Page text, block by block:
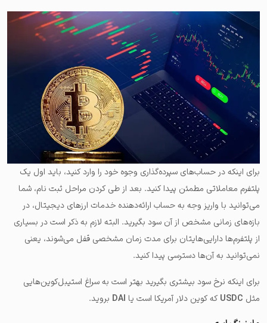
برای اینکه در حساب‌های سپرده‌گذاری وجوه خود را وارد کنید، باید اول یک
پلتفرم معاملاتی مطمئن پیدا کنید. بعد از طی کردن مراحل ثبت نام، شما
می‌توانید با واریز وجه به حساب ارائه‌دهنده خدمات ارزهای دیجیتال، در
بازه‌های زمانی مشخص از آن سود بگیرید. البته لازم به ذکر است در بسیاری
از پلتفرم‌ها دارایی‌هایتان برای مدت زمان مشخصی قفل می‌شوند، یعنی
نمی‌توانید به آن‌ها دسترسی پیدا کنید.
برای اینکه نرخ سود بیشتری بگیرید بهتر است به سراغ استیبل‌کوین‌هایی
مثل USDC که کوین دلار آمریکا است یا DAI بروید.